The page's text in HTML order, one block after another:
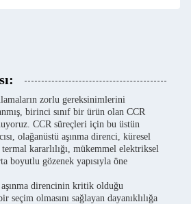
zorlu gereksinimlerini
birinci sınıf bir ürün olan CCR
CCR süreçleri için bu üstün
olağanüstü aşınma direnci, küresel
kararlılığı, mükemmel elektriksel
boyutlu gözenek yapısıyla öne
aşınma direncinin kritik olduğu
seçim olmasını sağlayan dayanıklılığa